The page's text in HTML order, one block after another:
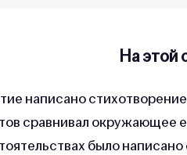
На этой
написано
сравнивал окружающее
было